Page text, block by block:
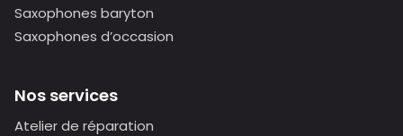
Saxophones baryton
Saxophones d’occasion
Nos services
Atelier de réparation